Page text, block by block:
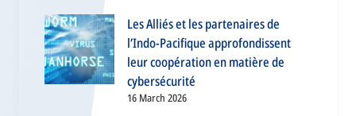
Les Alliés et les partenaires de
l’Indo-Pacifique approfondissent
leur coopération en matière de
cybersécurité
16 March 2026